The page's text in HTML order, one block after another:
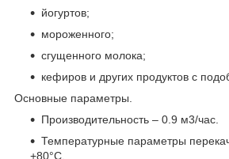
йогуртов;
мороженного;
сгущенного молока;
кефиров и других продуктов с
Основные параметры.
Производительность – 0.9 м3/час.
Температурные параметры
+80°С.